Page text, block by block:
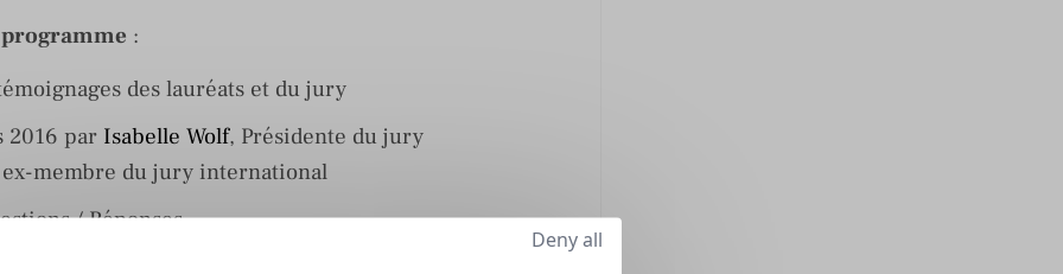
:
des lauréats et du jury
2016 par Isabelle Wolf, Présidente du jury
membre du jury international
/ Réponses
rencontrer son binôme
Deny all